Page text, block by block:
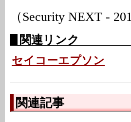
（Security NEXT -
関連リンク
セイコーエプソン
関連記事